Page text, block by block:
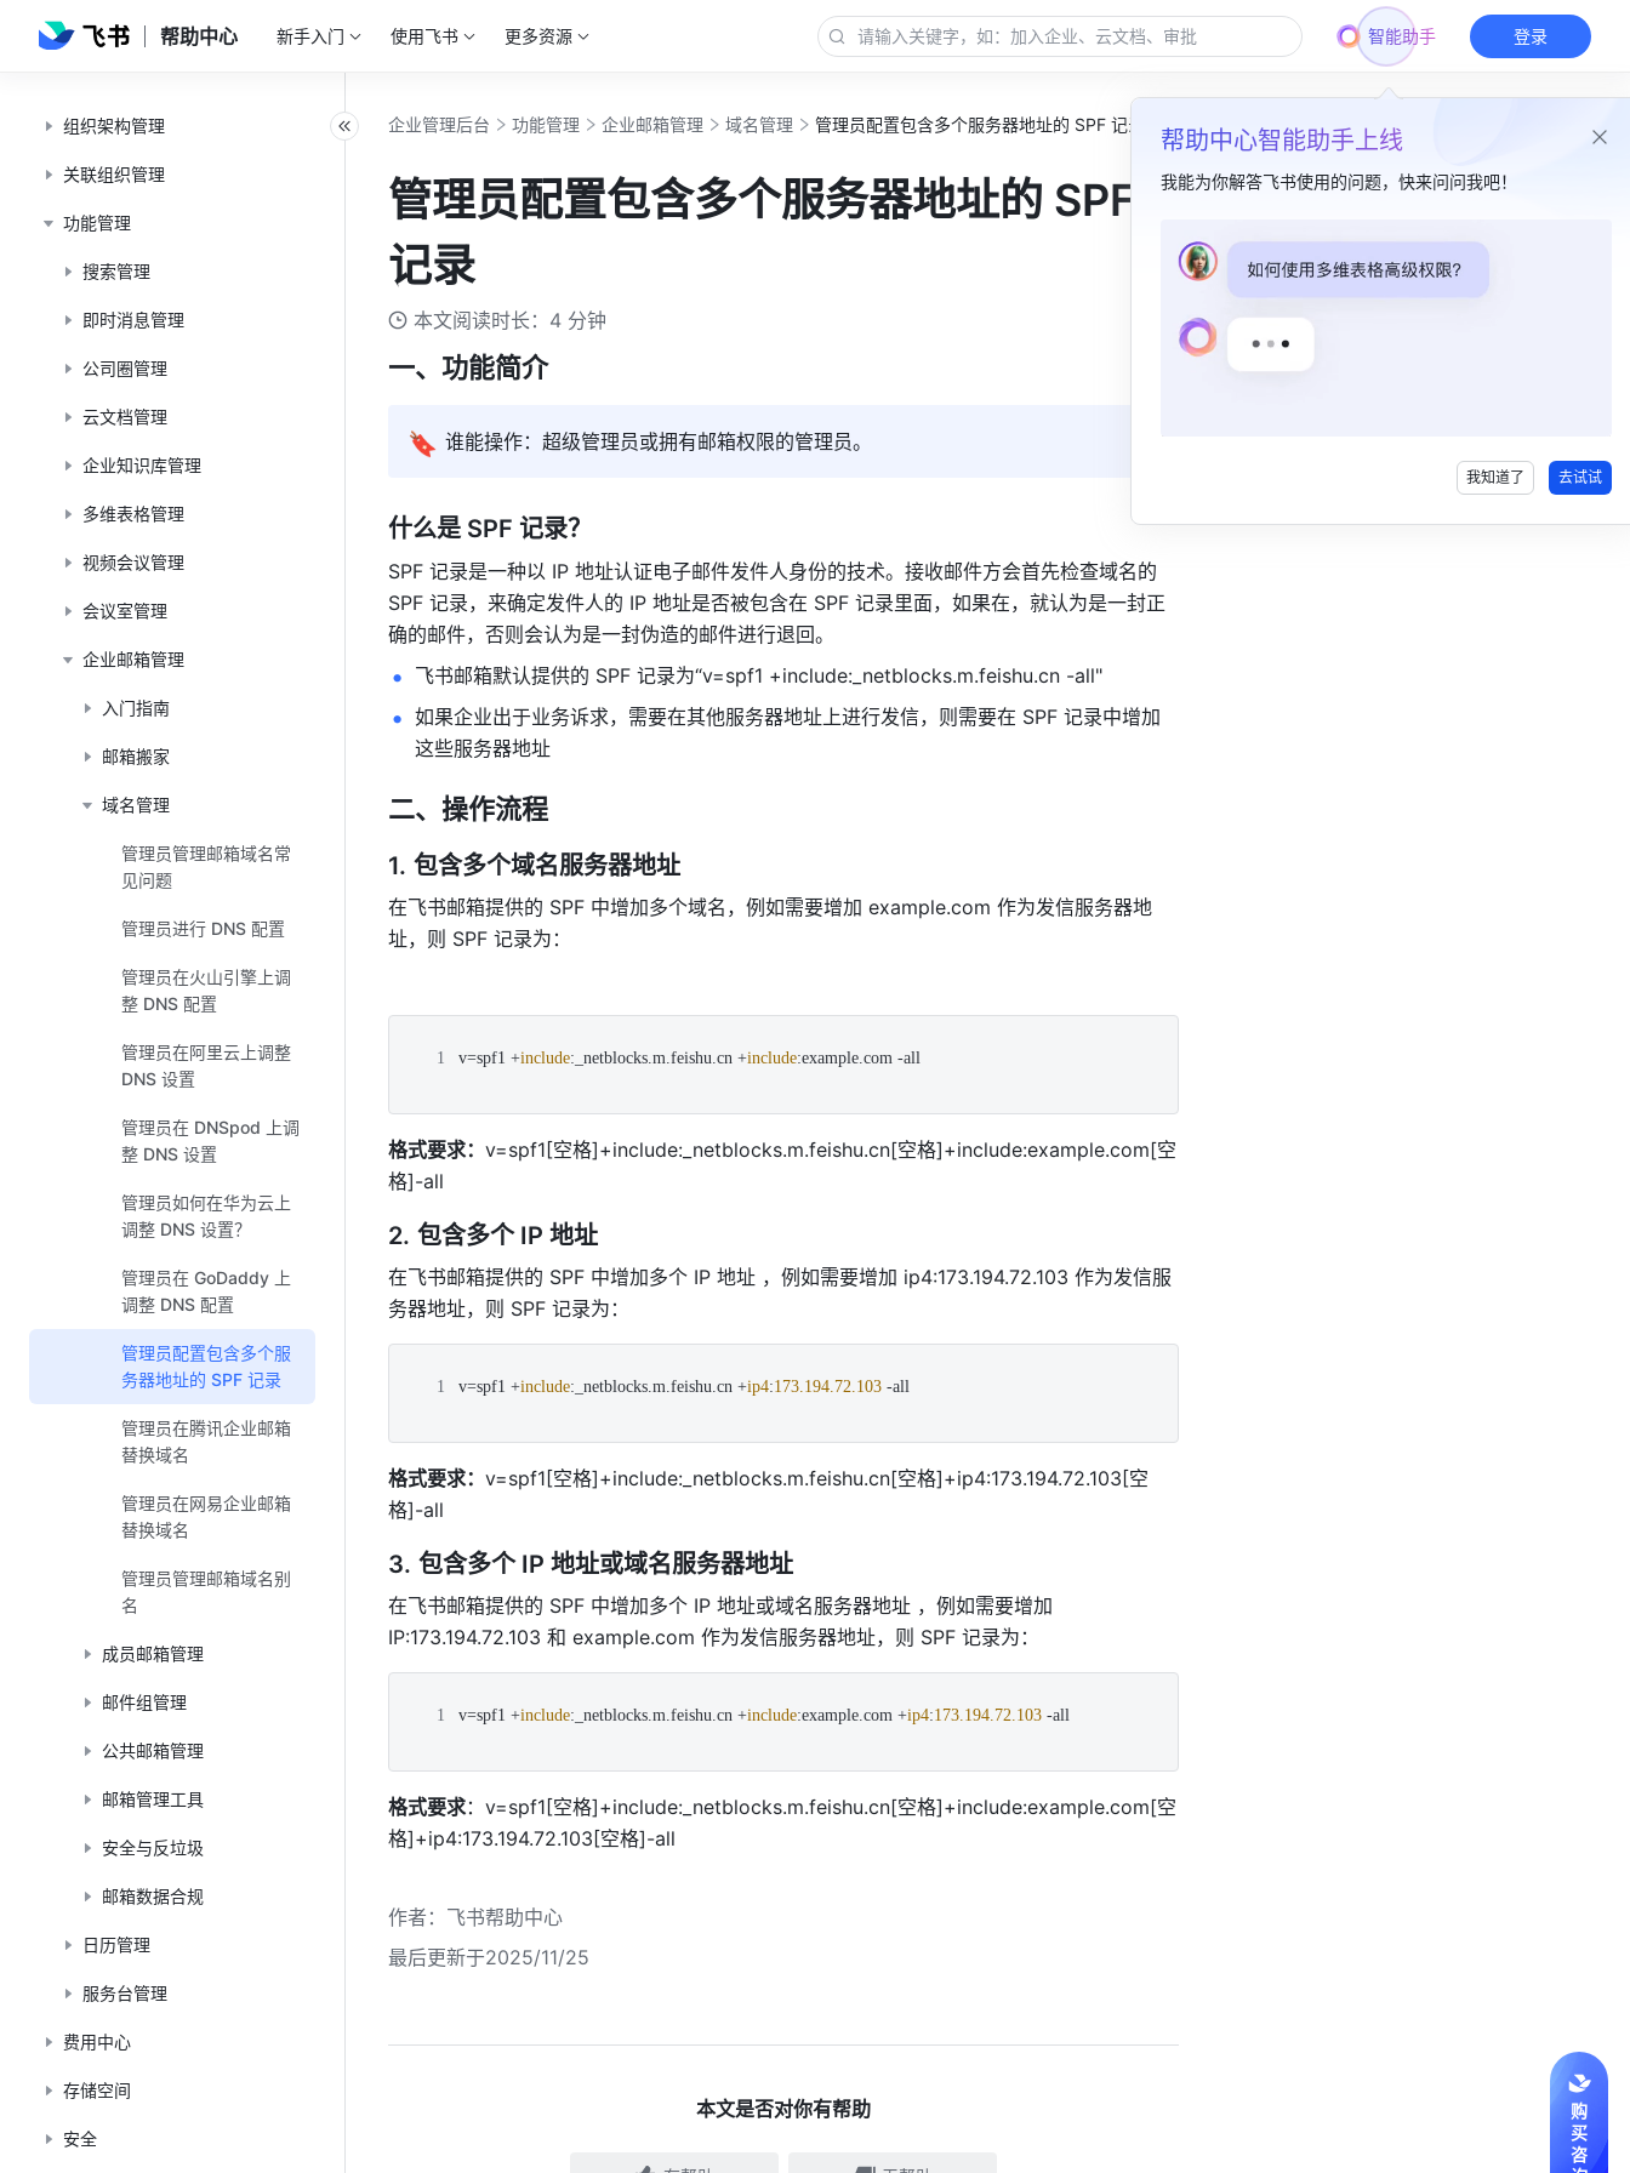
帮助中心 新手入门 使用飞书 更多资源 智能助手
帮助中心智能助手上线
我能为你解答飞书使用的问题，快来问问我吧！
我知道了 去试试
登录
快速入门
组织架构管理
关联组织管理
功能管理
搜索管理
即时消息管理
公司圈管理
云文档管理
企业知识库管理
多维表格管理
视频会议管理
会议室管理
企业邮箱管理
入门指南
邮箱搬家
域名管理
管理员管理邮箱域名常
见问题
管理员进行 DNS 配置
管理员在火山引擎上调
整 DNS 配置
管理员在阿里云上调整
DNS 设置
管理员在 DNSpod 上调
整 DNS 设置
管理员如何在华为云上
调整 DNS 设置？
管理员在 GoDaddy 上
调整 DNS 配置
管理员配置包含多个服
务器地址的 SPF 记录
管理员在腾讯企业邮箱
替换域名
管理员在网易企业邮箱
替换域名
管理员管理邮箱域名别
名
成员邮箱管理
邮件组管理
公共邮箱管理
邮箱管理工具
安全与反垃圾
邮箱数据合规
日历管理
服务台管理
费用中心
存储空间
安全
企业管理后台 功能管理 企业邮箱管理 域名管理 管理员配置包含多个服务器地址的 SPF 记录
管理员配置包含多个服务器地址的 SPF
记录
本文阅读时长：4 分钟
一、功能简介
🔖 谁能操作：超级管理员或拥有邮箱权限的管理员。
什么是 SPF 记录？
SPF 记录是一种以 IP 地址认证电子邮件发件人身份的技术。接收邮件方会首先检查域名的
SPF 记录，来确定发件人的 IP 地址是否被包含在 SPF 记录里面，如果在，就认为是一封正
确的邮件，否则会认为是一封伪造的邮件进行退回。
飞书邮箱默认提供的 SPF 记录为“v=spf1 +include:_netblocks.m.feishu.cn -all"
如果企业出于业务诉求，需要在其他服务器地址上进行发信，则需要在 SPF 记录中增加
这些服务器地址
二、操作流程
包含多个域名服务器地址
在飞书邮箱提供的 SPF 中增加多个域名，例如需要增加 example.com 作为发信服务器地
址，则 SPF 记录为：
v=spf1 +include:_netblocks.m.feishu.cn +include:example.com -all
格式要求： v=spf1[空格]+include:_netblocks.m.feishu.cn[空格]+include:example.com[空
格]-all
包含多个 IP 地址
在飞书邮箱提供的 SPF 中增加多个 IP 地址 ，例如需要增加 ip4:173.194.72.103 作为发信服
务器地址，则 SPF 记录为：
v=spf1 +include:_netblocks.m.feishu.cn +ip4:173.194.72.103 -all
格式要求： v=spf1[空格]+include:_netblocks.m.feishu.cn[空格]+ip4:173.194.72.103 [空
格]-all
包含多个 IP 地址或域名服务器地址
在飞书邮箱提供的 SPF 中增加多个 IP 地址或域名服务器地址 ，例如需要增加
IP:173.194.72.103 和 example.com 作为发信服务器地址，则 SPF 记录为：
v=spf1 +include:_netblocks.m.feishu.cn +include:example.com +ip4:173.194.72.103 -all
格式要求：v=spf1[空格]+include:_netblocks.m.feishu.cn[空格]+include:example.com[空
格]+ip4:173.194.72.103 [空格]-all
作者 ： 飞书帮助中心
最后更新于2025/11/25
本文是否对你有帮助
本篇目录
二、操作流程​
购
买
咨